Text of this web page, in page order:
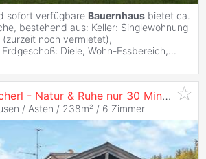
sofort verfügbare Bauernhaus bietet ca.
bestehend aus: Keller: Singlewohnung
noch vermietet),
Diele, Wohn-Essbereich,...
Natur & Ruhe nur 30 Minuten von Salzburg Stadt
/ Asten / 238m² / 6 Zimmer